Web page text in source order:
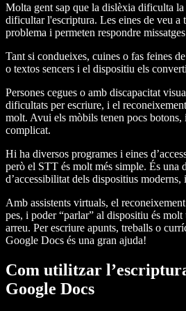
Molta gent sap que la dislèxia dificulta
dificultar l'escriptura. Les eines de veu a
problema i permeten respondre
Tant si condueixes, cuines o fas feines
o textos sencers i el dispositiu els
Persones cegues o amb discapacitat
dificultats per escriure, i el
molt. Avui els mòbils tenen pocs botons,
complicat.
Hi ha diversos programes i eines
però el STT és molt més simple. És una
d’accessibilitat dels dispositius
Amb assistents virtuals, el
pes, i poder “parlar” al dispositiu és
arreu. Per escriure apunts, treballs o
Google Docs és una gran ajuda!
Com utilitzar
Google Docs